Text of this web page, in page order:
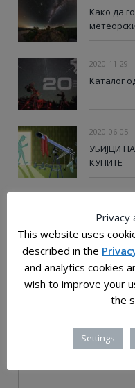
Како да
2020-11-29
Каталог
2020-06-05
УБИЈЦИ
КУПИТЕ
СЛЕДЕН ПРЕМИН НА ISS
Privacy
This website uses
described in the
and analytics cookies
wish to improve your
the
Settings